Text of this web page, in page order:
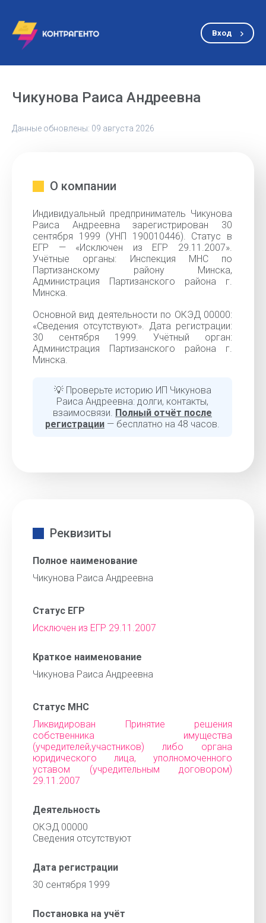
Вход
Чикунова Раиса Андреевна
Данные обновлены: 09 августа 2026
О компании
Индивидуальный предприниматель Чикунова
Раиса Андреевна зарегистрирован 30
сентября 1999 (УНП 190010446). Статус в
ЕГР — «Исключен из ЕГР 29.11.2007».
Учётные органы: Инспекция МНС по
Партизанскому району Минска,
Администрация Партизанского района г.
Минска.
Основной вид деятельности по ОКЭД 00000:
«Cведения отсутствуют». Дата регистрации:
30 сентября 1999. Учётный орган:
Администрация Партизанского района г.
Минска.
💡 Проверьте историю ИП Чикунова
Раиса Андреевна: долги, контакты,
взаимосвязи. Полный отчёт после
регистрации — бесплатно на 48 часов.
Реквизиты
Полное наименование
Чикунова Раиса Андреевна
Статус ЕГР
Исключен из ЕГР 29.11.2007
Краткое наименование
Чикунова Раиса Андреевна
Статус МНС
Ликвидирован Принятие решения
собственника имущества
(учредителей,участников) либо органа
юридического лица, уполномоченного
уставом (учредительным договором)
29.11.2007
Деятельность
ОКЭД 00000
Cведения отсутствуют
Дата регистрации
30 сентября 1999
Постановка на учёт